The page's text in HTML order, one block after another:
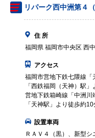
リパーク西中洲第４
住 所
福岡県 福岡市中央区 西
アクセス
福岡市営地下鉄七隈線「
「西鉄福岡（天神）駅
営地下鉄箱崎線「中洲川
「天神駅」より徒歩約10
設置車両
ＲＡＶ４（黒）、新型シ